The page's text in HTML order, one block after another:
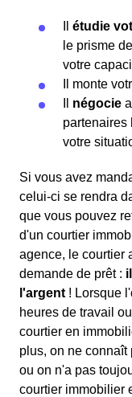
étudie
le prisme
votre
Il monte
négocie
partenaires
votre
Si vous avez
celui-ci se rendra
que vous pouvez
d'un courtier
agence, le courtier
demande de prêt :
l'argent ! Lorsque
heures de travail
courtier en
plus, on ne connaît
ou on n'a pas
courtier immobilier